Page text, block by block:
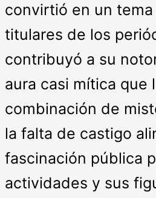
convirtió en un
titulares de los
contribuyó a su
aura casi mítica que
combinación de
la falta de castigo
fascinación pública
actividades y sus